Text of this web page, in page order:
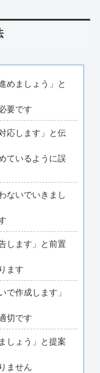
めましょう」と
要です
応します」と伝
ているように誤
ないでいきまし
します」と前置
ます
で作成します」
切です
しょう」と提案
ません